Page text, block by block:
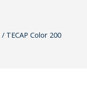
/ TECAP Color 200